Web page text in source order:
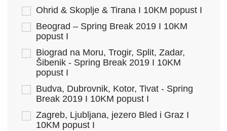
Ohrid & Skoplje & Tirana I 10KM popust I
Beograd – Spring Break 2019 I 10KM
popust I
Biograd na Moru, Trogir, Split, Zadar,
Šibenik - Spring Break 2019 I 10KM
popust I
Budva, Dubrovnik, Kotor, Tivat - Spring
Break 2019 I 10KM popust I
Zagreb, Ljubljana, jezero Bled i Graz I
10KM popust I